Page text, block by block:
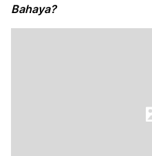
Bahaya?